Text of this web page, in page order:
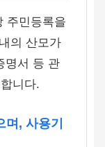
주민등록을
의 산모가
명서 등 관
니다.
, 사용기